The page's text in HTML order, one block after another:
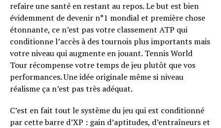
refaire une santé en restant au repos. Le but est bien
évidemment de devenir n°1 mondial et première chose
étonnante, ce n’est pas votre classement ATP qui
conditionne l’accès à des tournois plus importants mais
votre niveau qui augmente en jouant. Tennis World
Tour récompense votre temps de jeu plutôt que vos
performances. Une idée originale même si niveau
réalisme ça n’est pas très adéquat.
C’est en fait tout le système du jeu qui est conditionné
par cette barre d’XP : gain d’aptitudes, d’entraîneurs et